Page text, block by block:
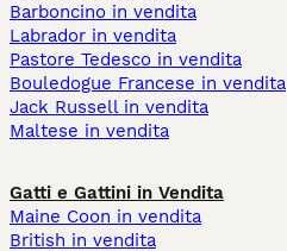
Barboncino in vendita
Labrador in vendita
Pastore Tedesco in vendita
Bouledogue Francese in vendita
Jack Russell in vendita
Maltese in vendita
Gatti e Gattini in Vendita
Maine Coon in vendita
British in vendita